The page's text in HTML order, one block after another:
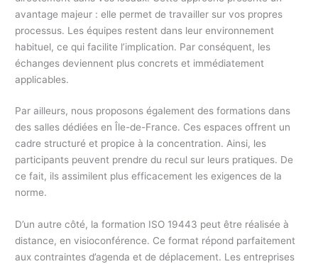
avantage majeur : elle permet de travailler sur vos propres
processus. Les équipes restent dans leur environnement
habituel, ce qui facilite l’implication. Par conséquent, les
échanges deviennent plus concrets et immédiatement
applicables.
Par ailleurs, nous proposons également des formations dans
des salles dédiées en Île-de-France. Ces espaces offrent un
cadre structuré et propice à la concentration. Ainsi, les
participants peuvent prendre du recul sur leurs pratiques. De
ce fait, ils assimilent plus efficacement les exigences de la
norme.
D’un autre côté, la formation ISO 19443 peut être réalisée à
distance, en visioconférence. Ce format répond parfaitement
aux contraintes d’agenda et de déplacement. Les entreprises